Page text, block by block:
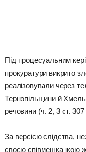
Під процесуальним
прокуратури викрито
реалізовували через
Тернопільщини й
речовини (ч. 2, 3 ст.
За версією слідства,
своєю співмешканкою